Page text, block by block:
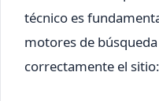
técnico es
motores de
correctamente el sitio: